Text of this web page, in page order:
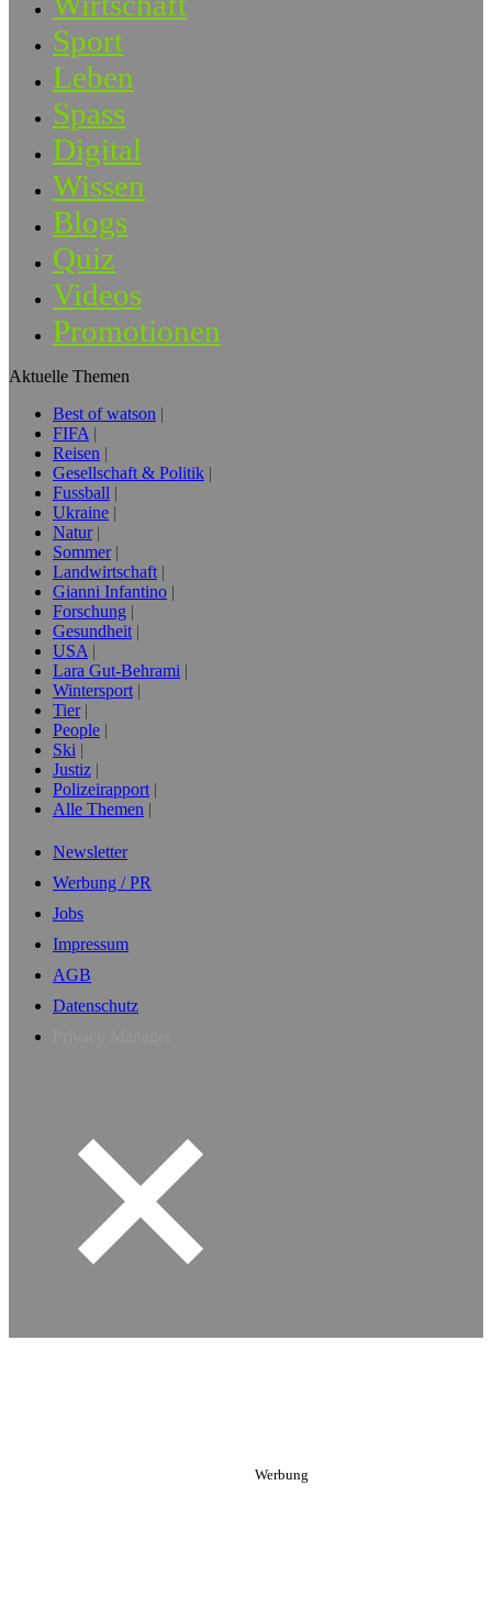
Sport
Leben
Spass
Digital
Wissen
Blogs
Quiz
Videos
Promotionen
Aktuelle Themen
Best of watson
FIFA
Reisen
Gesellschaft & Politik
Fussball
Ukraine
Natur
Sommer
Landwirtschaft
Gianni Infantino
Forschung
Gesundheit
USA
Lara Gut-Behrami
Wintersport
Tier
People
Ski
Justiz
Polizeirapport
Alle Themen
Newsletter
Werbung / PR
Jobs
Impressum
AGB
Datenschutz